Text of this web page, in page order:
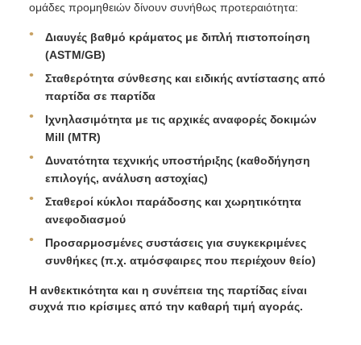
ομάδες προμηθειών δίνουν συνήθως προτεραιότητα:
Διαυγές βαθμό κράματος με διπλή πιστοποίηση
(ASTM/GB)
Σταθερότητα σύνθεσης και ειδικής αντίστασης από
παρτίδα σε παρτίδα
Ιχνηλασιμότητα με τις αρχικές αναφορές δοκιμών
Mill (MTR)
Δυνατότητα τεχνικής υποστήριξης (καθοδήγηση
επιλογής, ανάλυση αστοχίας)
Σταθεροί κύκλοι παράδοσης και χωρητικότητα
ανεφοδιασμού
Προσαρμοσμένες συστάσεις για συγκεκριμένες
συνθήκες (π.χ. ατμόσφαιρες που περιέχουν θείο)
Η ανθεκτικότητα και η συνέπεια της παρτίδας είναι
συχνά πιο κρίσιμες από την καθαρή τιμή αγοράς.